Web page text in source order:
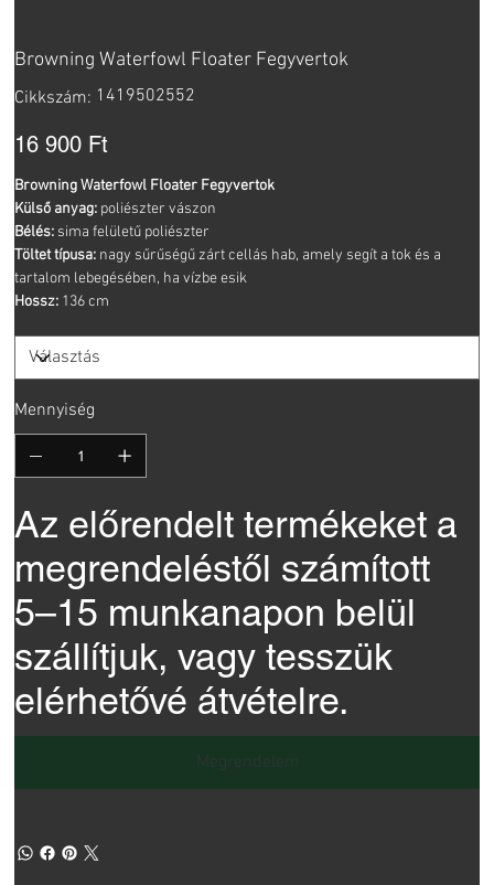
Browning Waterfowl Floater Fegyvertok
Cikkszám:
Cikkszám:
1419502552
1419502552
Ár
16 900 Ft
Browning Waterfowl Floater Fegyvertok
Külső anyag: poliészter vászon
Bélés: sima felületű poliészter
Töltet típusa: nagy sűrűségű zárt cellás hab, amely segít a tok és a
tartalom lebegésében, ha vízbe esik
Hossz: 136 cm
Mennyiség
Az előrendelt termékeket a
megrendeléstől számított
5–15 munkanapon belül
szállítjuk, vagy tesszük
elérhetővé átvételre.
Megrendelem